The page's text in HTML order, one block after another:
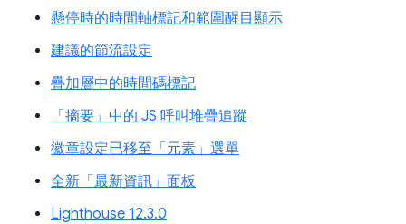
懸停時的時間軸標記和範圍醒目顯示
建議的節流設定
疊加層中的時間碼標記
「摘要」中的 JS 呼叫堆疊追蹤
徽章設定已移至「元素」選單
全新「最新資訊」面板
Lighthouse 12.3.0